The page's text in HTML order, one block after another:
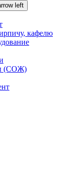
кафелю
(СОЖ)